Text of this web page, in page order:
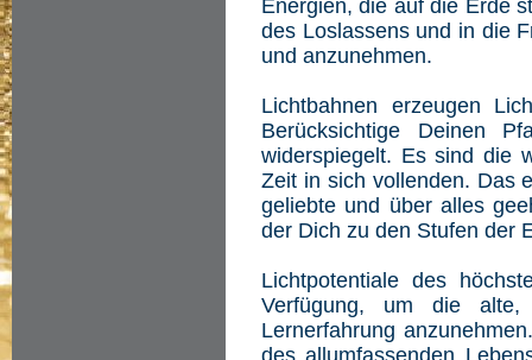
Energien, die auf die Erde
des Loslassens und in die
und anzunehmen.
Lichtbahnen erzeugen
Berücksichtige Deinen
widerspiegelt. Es sind die
Zeit in sich vollenden. Das
geliebte und über alles
der Dich zu den Stufen der
Lichtpotentiale des
Verfügung, um die
Lernerfahrung
des allumfassenden